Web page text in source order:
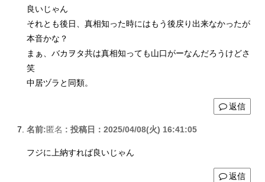
良いじゃん
それとも後日、真相知った時にはもう後戻り出来なかったが
本音かな？
まぁ、バカヲタ共は真相知っても山口がーなんだろうけどさ
笑
中居ヅラと同類。
返信
名前:匿名 : 投稿日：2025/04/08(火) 16:41:05
フジに上納すれば良いじゃん
返信